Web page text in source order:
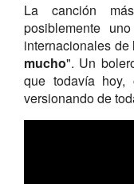
La canción
posiblemente
internacionales
mucho". Un
que todavía
versionando de